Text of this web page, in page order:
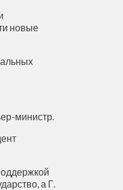
новые
министр.
а Г.